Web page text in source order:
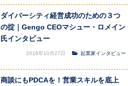
ダイバーシティ経営成功のための３つ
の掟｜Gengo CEOマシュー・ロメイン
氏インタビュー
2016年10月27日 起業家インタビュー
商談にもPDCAを！営業スキルを底上